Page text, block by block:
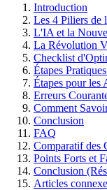
Introduction
Les 4 Piliers de
L'IA et la
La Révolution
Checklist
Étapes
Étapes pour les
Erreurs
Comment
Conclusion
FAQ
Comparatif des
Points Forts et
Conclusion
Articles